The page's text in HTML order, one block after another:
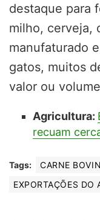
destaque para
milho, cerveja,
manufaturado
gatos, muitos
valor ou
Agricultura:
recuam
Tags: CARNE
EXPORTAÇÕES DO